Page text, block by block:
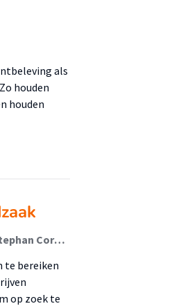
als
houden
houden
Rosalie Korevaar (Lid Lectoraat); Joost van der Weide (Associate Lector); Stephan Corporaal; Menno Vos (Lector); Lodewijk Witteveen
te bereiken
op zoek te